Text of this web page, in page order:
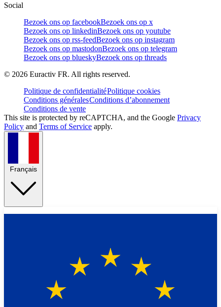
Social
Bezoek ons op facebookBezoek ons op x
Bezoek ons op linkedinBezoek ons op youtube
Bezoek ons op rss-feedBezoek ons op instagram
Bezoek ons op mastodonBezoek ons op telegram
Bezoek ons op blueskyBezoek ons op threads
© 2026 Euractiv FR. All rights reserved.
Politique de confidentialitéPolitique cookies
Conditions généralesConditions d’abonnement
Conditions de vente
This site is protected by reCAPTCHA, and the Google Privacy
Policy and Terms of Service apply.
Français